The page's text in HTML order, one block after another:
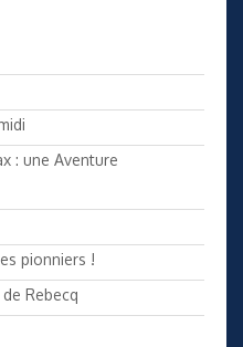
: une Aventure
pionniers !
Rebecq